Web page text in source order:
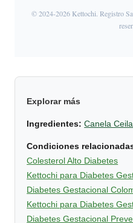
© 2024-2026 Kettochi. Registro
Explorar más
Ingredientes: Canela
Condiciones
Colesterol Alto Diabetes
Kettochi para Diabetes
Diabetes Gestacional
Kettochi para Diabetes
Diabetes Gestacional